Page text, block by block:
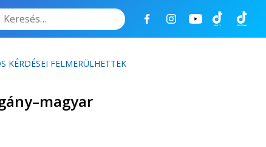
Keresés
KÉRDÉSEI FELMERÜLHETTEK